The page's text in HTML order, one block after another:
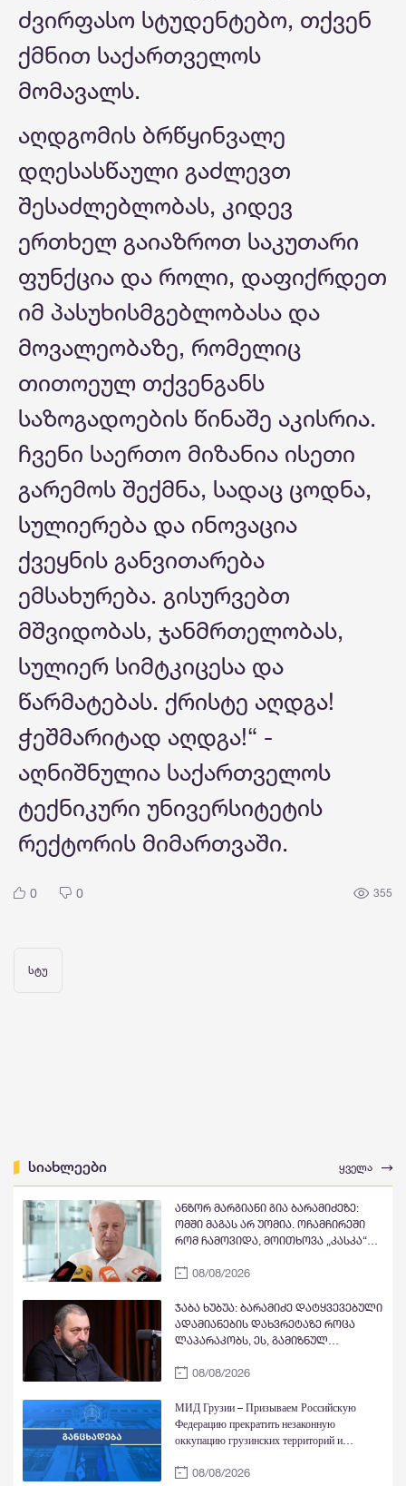
ძვირფასო სტუდენტებო, თქვენ
ქმნით საქართველოს
მომავალს.
აღდგომის ბრწყინვალე
დღესასწაული გაძლევთ
შესაძლებლობას, კიდევ
ერთხელ გაიაზროთ საკუთარი
ფუნქცია და როლი, დაფიქრდეთ
იმ პასუხისმგებლობასა და
მოვალეობაზე, რომელიც
თითოეულ თქვენგანს
საზოგადოების წინაშე აკისრია.
ჩვენი საერთო მიზანია ისეთი
გარემოს შექმნა, სადაც ცოდნა,
სულიერება და ინოვაცია
ქვეყნის განვითარება
ემსახურება. გისურვებთ
მშვიდობას, ჯანმრთელობას,
სულიერ სიმტკიცესა და
წარმატებას. ქრისტე აღდგა!
ჭეშმარიტად აღდგა!“ -
აღნიშნულია საქართველოს
ტექნიკური უნივერსიტეტის
რექტორის მიმართვაში.
0 0 355
სტუ
სიახლეები ყველა
ანზორ მარგიანი გია ბარამიძეზე:
ომში მაგას არ უომია. ოჩამჩირეში
რომ ჩამოვიდა, მოითხოვა „კასკა“
დადიოდა, სურათებს იღებდა და
ტყუილი თქვა, რომ ქართველები
ტყვეებს ხვრეტდნენო
08/08/2026
ჯაბა ხუბუა: ბარამიძე დატყვევებული
ადამიანების დახვრეტაზე როცა
ლაპარაკობს, ეს, გამიზნულ
ქვეცნობიერის ამოძახილია -
მიკუთვნების აქტი
08/08/2026
МИД Грузии – Призываем Российскую
Федерацию прекратить незаконную
оккупацию грузинских территорий и
аннексию
08/08/2026